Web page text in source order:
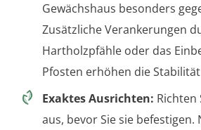
Gewächshaus besonders
Zusätzliche Verankerungen
Hartholzpfähle oder das
Pfosten erhöhen die
Exaktes Ausrichten: Richten
aus, bevor Sie sie befestigen.